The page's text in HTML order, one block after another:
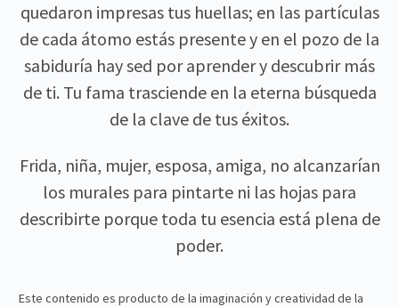
quedaron impresas tus huellas; en las partículas
de cada átomo estás presente y en el pozo de la
sabiduría hay sed por aprender y descubrir más
de ti. Tu fama trasciende en la eterna búsqueda
de la clave de tus éxitos.
Frida, niña, mujer, esposa, amiga, no alcanzarían
los murales para pintarte ni las hojas para
describirte porque toda tu esencia está plena de
poder.
Este contenido es producto de la imaginación y creatividad de la